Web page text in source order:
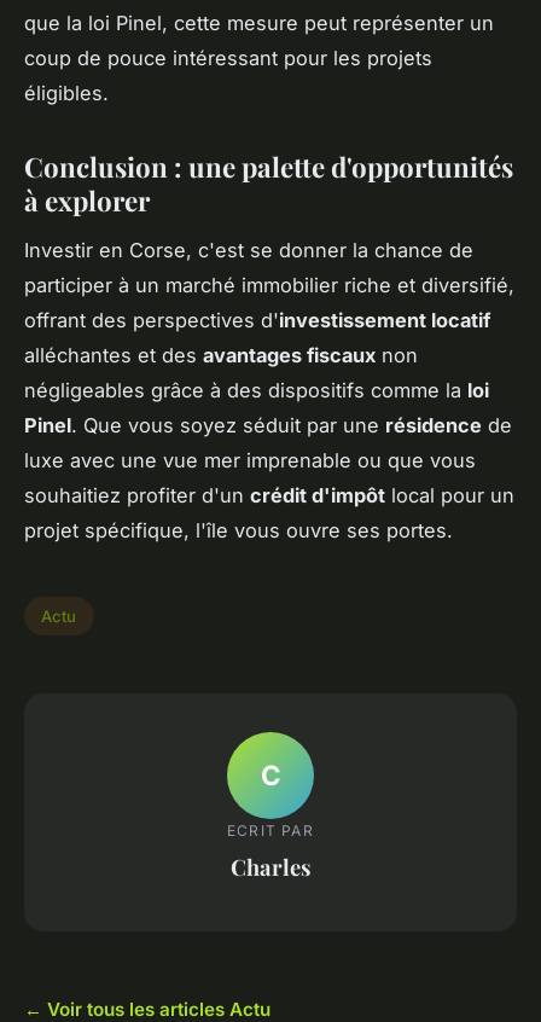
que la loi Pinel, cette mesure peut représenter un
coup de pouce intéressant pour les projets
éligibles.
Conclusion : une palette d'opportunités
à explorer
Investir en Corse, c'est se donner la chance de
participer à un marché immobilier riche et diversifié,
offrant des perspectives d'investissement locatif
alléchantes et des avantages fiscaux non
négligeables grâce à des dispositifs comme la loi
Pinel. Que vous soyez séduit par une résidence de
luxe avec une vue mer imprenable ou que vous
souhaitiez profiter d'un crédit d'impôt local pour un
projet spécifique, l'île vous ouvre ses portes.
Actu
C
ECRIT PAR
Charles
← Voir tous les articles Actu